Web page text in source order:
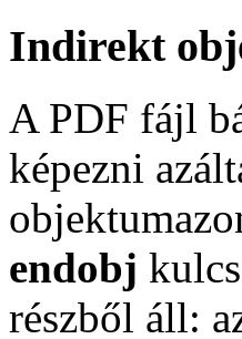
Indirekt
A PDF fájl
képezni
endobj
részből áll: